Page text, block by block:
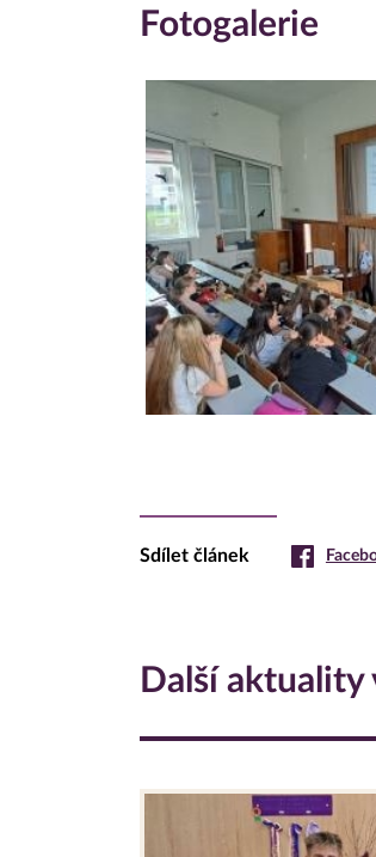
Fotogalerie
Sdílet článek
Další aktuality